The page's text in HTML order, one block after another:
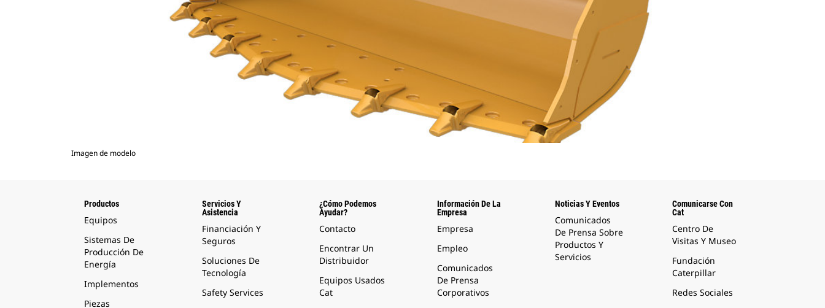
Imagen de modelo
Productos
Equipos
Sistemas De
Producción De
Energía
Implementos
Piezas
Servicios Y
Asistencia
Financiación Y
Seguros
Soluciones De
Tecnología
Safety Services
¿Cómo Podemos
Ayudar?
Contacto
Encontrar Un
Distribuidor
Equipos Usados
Cat
Información De La
Empresa
Empresa
Empleo
Comunicados
De Prensa
Corporativos
Noticias Y Eventos
Comunicados
De Prensa Sobre
Productos Y
Servicios
Comunicarse Con
Cat
Centro De
Visitas Y Museo
Fundación
Caterpillar
Redes Sociales